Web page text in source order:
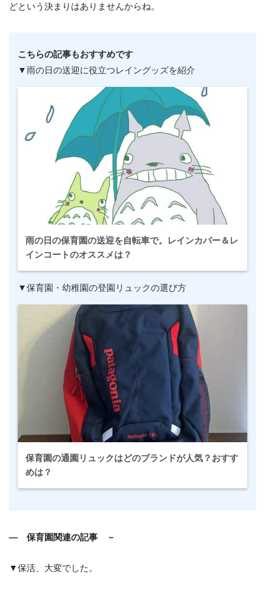
どという決まりはありませんからね。
こちらの記事もおすすめです
▼雨の日の送迎に役立つレイングッズを紹介
雨の日の保育園の送迎を自転車で。レインカバー＆レ
インコートのオススメは？
▼保育園・幼稚園の登園リュックの選び方
保育園の通園リュックはどのブランドが人気？おすす
めは？
― 保育園関連の記事 －
▼保活、大変でした。